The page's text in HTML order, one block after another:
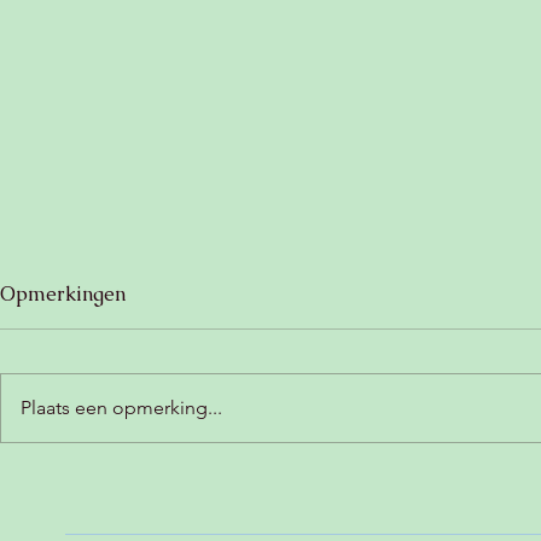
Opmerkingen
Plaats een opmerking...